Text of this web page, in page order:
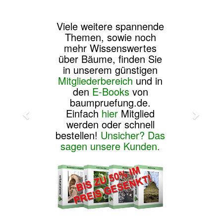
Viele weitere spannende
Themen, sowie noch
mehr Wissenswertes
über Bäume, finden Sie
in unserem günstigen
Mitgliederbereich und in
den E-Booksvon
baumpruefung.de.
Einfach hier Mitglied
werden oder schnell
bestellen! Unsicher? Das
sagen unsere Kunden.